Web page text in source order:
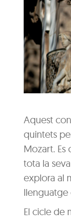
Aquest
quintets
Mozart. Es
tota la
explora al
llenguatge
El cicle de